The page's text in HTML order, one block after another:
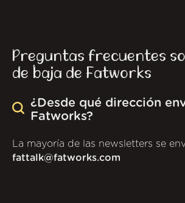
Preguntas frecuentes
de baja de Fatworks
¿Desde qué dirección
Fatworks?
La mayoría de las newsletters se
fattalk@fatworks.com